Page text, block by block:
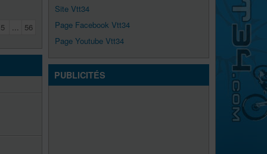
5 ... 56
Site Vtt34
Page Facebook Vtt34
Page Youtube Vtt34
PUBLICITÉS